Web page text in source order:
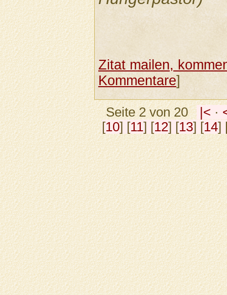
Zitat mailen,
Kommentare]
Seite 2 von 20 |< ·
[10] [11] [12] [13] [14]